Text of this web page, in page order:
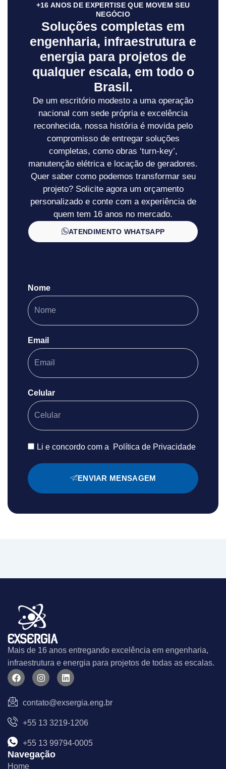
+16 ANOS DE EXPERTISE QUE MOVEM SEU
NEGÓCIO
Soluções completas em
engenharia, infraestrutura e
energia para projetos de
qualquer escala, em todo o
Brasil.
De um escritório modesto a uma operação
nacional com sede própria e excelência
reconhecida, nossa história é movida pelo
compromisso de entregar soluções
completas, como obras ‘turn-key’,
manutenção elétrica e locação de geradores.
Quer saber como podemos transformar seu
projeto? Solicite agora um orçamento
personalizado e conte com a experiência de
quem tem 16 anos no mercado.
ATENDIMENTO WHATSAPP
Nome
Email
Celular
Li e concordo com a Política de Privacidade
ENVIAR MENSAGEM
Mais de 16 anos entregando excelência em engenharia,
infraestrutura e energia para projetos de todas as escalas.
F
a
e
b
o
o
I
n
t
a
r
m
L
i
k
e
i
contato@exsergia.eng.br
+55 13 3219-1206
+55 13 99794-0005
Navegação
Home